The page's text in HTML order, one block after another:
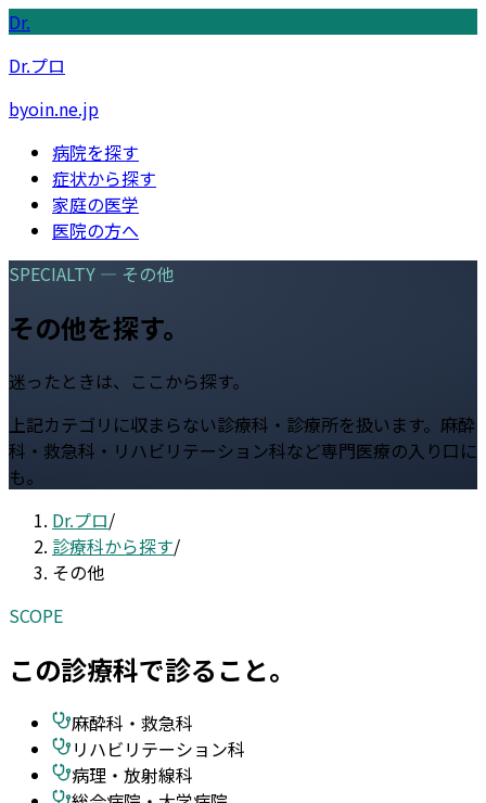
Dr.
Dr.プロ
byoin.ne.jp
病院を探す
症状から探す
家庭の医学
医院の方へ
SPECIALTY — その他
その他を探す。
迷ったときは、ここから探す。
上記カテゴリに収まらない診療科・診療所を扱います。麻酔
科・救急科・リハビリテーション科など専門医療の入り口に
も。
Dr.プロ/
診療科から探す/
その他
SCOPE
この診療科で診ること。
麻酔科・救急科
リハビリテーション科
病理・放射線科